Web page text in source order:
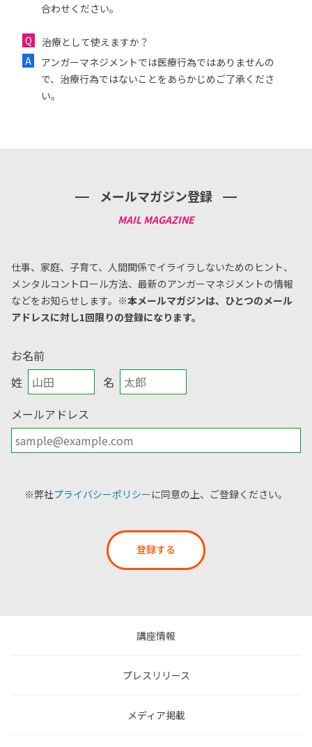
合わせください。
治療として使えますか？
アンガーマネジメントでは医療行為ではありませんの
で、治療行為ではないことをあらかじめご了承くださ
い。
メールマガジン登録
仕事、家庭、子育て、人間関係でイライラしないためのヒント、
メンタルコントロール方法、 最新のアンガーマネジメントの情報
などをお知らせします。 ※本メールマガジンは、ひとつのメール
アドレスに対し1回限りの登録になります。
お名前
姓
名
メールアドレス
※弊社プライバシーポリシーに同意の上、ご登録ください。
登録する
講座情報
プレスリリース
メディア掲載